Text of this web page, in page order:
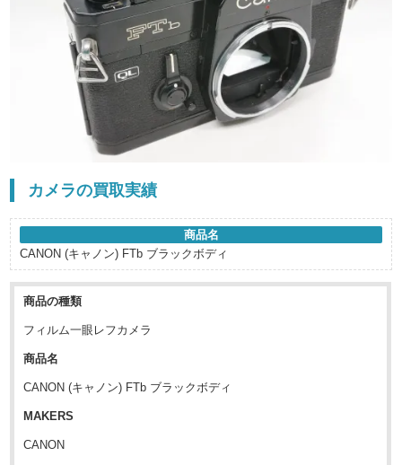
カメラの買取実績
商品名
CANON (キャノン) FTb ブラックボディ
商品の種類
フィルム一眼レフカメラ
商品名
CANON (キャノン) FTb ブラックボディ
MAKERS
CANON